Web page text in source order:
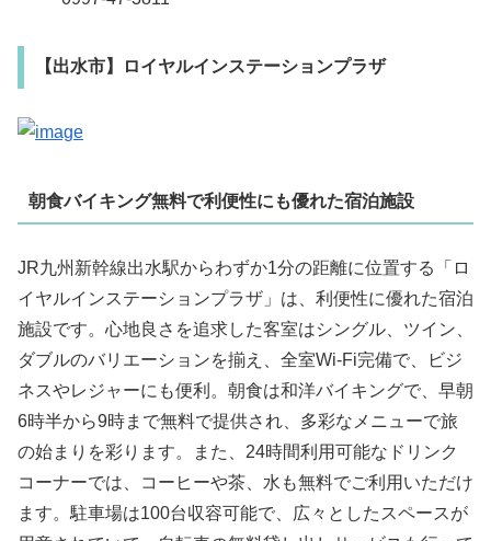
【出水市】ロイヤルインステーションプラザ
朝食バイキング無料で利便性にも優れた宿泊施設
JR九州新幹線出水駅からわずか1分の距離に位置する「ロ
イヤルインステーションプラザ」は、利便性に優れた宿泊
施設です。心地良さを追求した客室はシングル、ツイン、
ダブルのバリエーションを揃え、全室Wi-Fi完備で、ビジ
ネスやレジャーにも便利。朝食は和洋バイキングで、早朝
6時半から9時まで無料で提供され、多彩なメニューで旅
の始まりを彩ります。また、24時間利用可能なドリンク
コーナーでは、コーヒーや茶、水も無料でご利用いただけ
ます。駐車場は100台収容可能で、広々としたスペースが